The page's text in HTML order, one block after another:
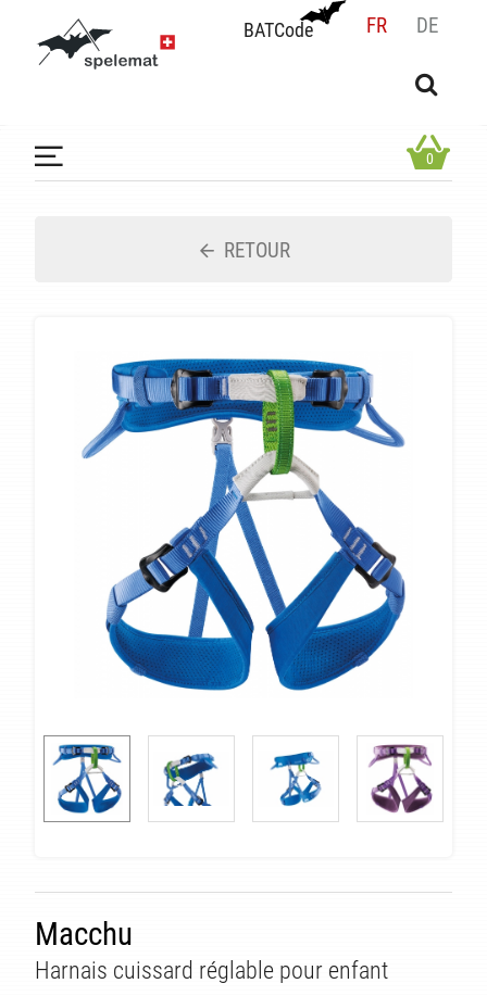
BATCode FR DE
BATCode
OK
0
RETOUR
Macchu
Harnais cuissard réglable pour enfant